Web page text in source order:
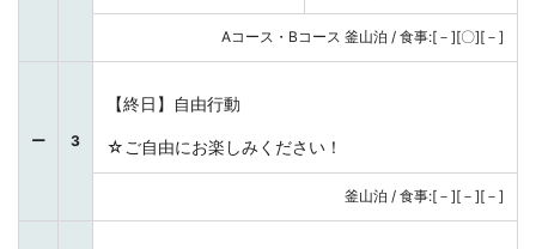
Aコース・Bコース 釜山泊 / 食事:[－][〇][－]
ー 3
【終日】自由行動
☆ご自由にお楽しみください！
釜山泊 / 食事:[－][－][－]